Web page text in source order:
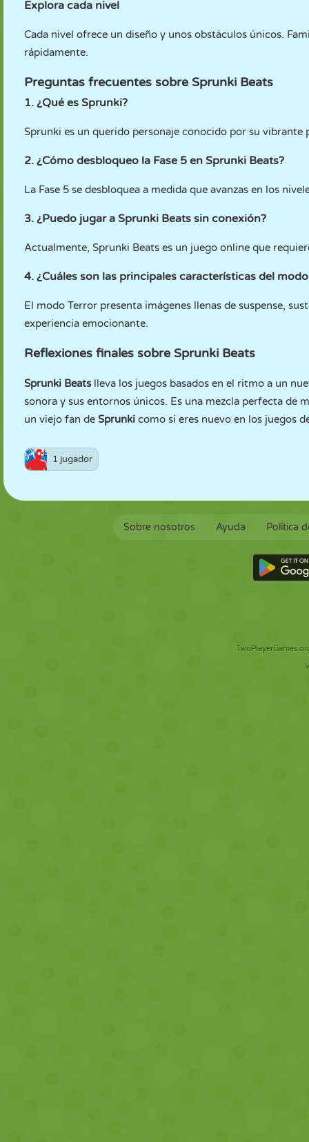
Explora cada nivel
Cada nivel ofrece un diseño y unos obstáculos únicos.
rápidamente.
Preguntas frecuentes sobre Sprunki Beats
1. ¿Qué es Sprunki?
Sprunki es un querido personaje conocido por su vibrante
2. ¿Cómo desbloqueo la Fase 5 en Sprunki Beats?
La Fase 5 se desbloquea a medida que avanzas en los
3. ¿Puedo jugar a Sprunki Beats sin conexión?
Actualmente, Sprunki Beats es un juego online que
4. ¿Cuáles son las principales características del
El modo Terror presenta imágenes llenas de suspense,
experiencia emocionante.
Reflexiones finales sobre Sprunki Beats
Sprunki Beatslleva los juegos basados en el ritmo a un
sonora y sus entornos únicos. Es una mezcla perfecta de
un viejo fan de Sprunki como si eres nuevo en los juegos
1 jugador
Sobre nosotros Ayuda Política